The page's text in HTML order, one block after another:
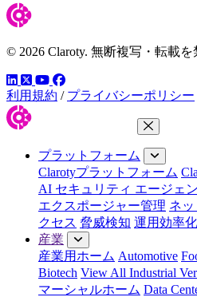
© 2026 Claroty. 無断複写・転載を
LinkedIn
ツイッター
YouTube
Facebook
利用規約 / プライバシーポリシー
メニュー
プラットフォーム
Clarotyプラットフォーム
AI セキュリティ エージェ
エクスポージャー管理 ネ
クセス 脅威検知 運用効率化
産業
産業用ホーム Automotive
Biotech View All Industrial
マーシャルホーム Data